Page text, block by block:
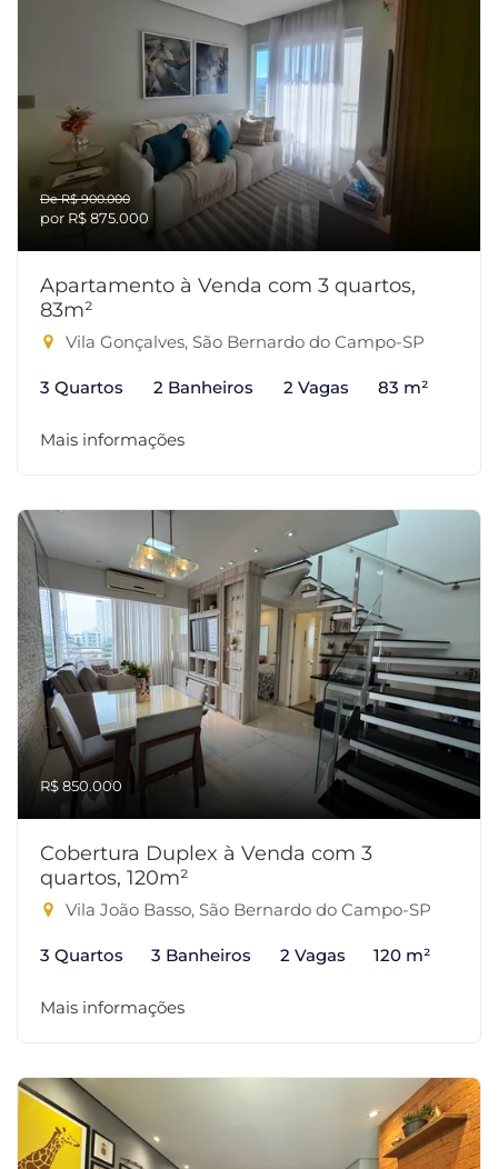
De R$ 900.000
por R$ 875.000
Apartamento à Venda com 3 quartos,
83m²
Vila Gonçalves, São Bernardo do Campo-SP
3 Quartos 2 Banheiros 2 Vagas 83 m²
Mais informações
R$ 850.000
Cobertura Duplex à Venda com 3
quartos, 120m²
Vila João Basso, São Bernardo do Campo-SP
3 Quartos 3 Banheiros 2 Vagas 120 m²
Mais informações